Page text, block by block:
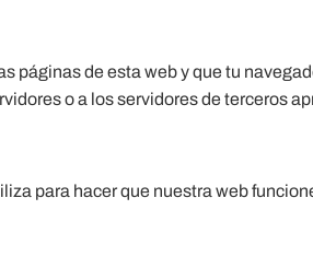
páginas de esta web y que tu
o a los servidores de terceros
para hacer que nuestra web